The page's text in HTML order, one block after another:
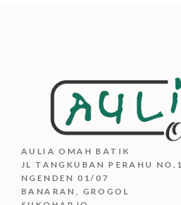
AULIA OMAH BATIK
JL TANGKUBAN PERAHU NO.1
NGENDEN 01/07
BANARAN, GROGOL